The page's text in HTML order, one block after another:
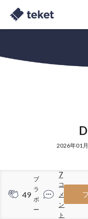
2026年01
49
ブ
ラ
ボ
ー
7
コ
メ
ン
ト